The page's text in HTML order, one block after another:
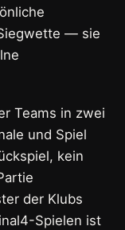
— sie
Teams in zwei
und Spiel
kein
der Klubs
Spielen ist